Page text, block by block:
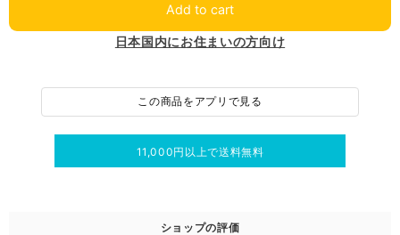
Add to cart
日本国内にお住まいの方向け
この商品をアプリで見る
11,000円以上で送料無料
ショップの評価